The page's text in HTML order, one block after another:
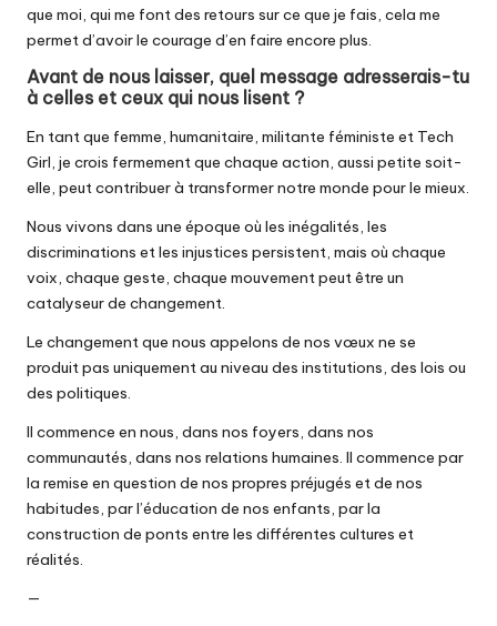
que moi, qui me font des retours sur ce que je fais, cela me
permet d’avoir le courage d’en faire encore plus.
Avant de nous laisser, quel message adresserais-tu
à celles et ceux qui nous lisent ?
En tant que femme, humanitaire, militante féministe et Tech
Girl, je crois fermement que chaque action, aussi petite soit-
elle, peut contribuer à transformer notre monde pour le mieux.
Nous vivons dans une époque où les inégalités, les
discriminations et les injustices persistent, mais où chaque
voix, chaque geste, chaque mouvement peut être un
catalyseur de changement.
Le changement que nous appelons de nos vœux ne se
produit pas uniquement au niveau des institutions, des lois ou
des politiques.
Il commence en nous, dans nos foyers, dans nos
communautés, dans nos relations humaines. Il commence par
la remise en question de nos propres préjugés et de nos
habitudes, par l’éducation de nos enfants, par la
construction de ponts entre les différentes cultures et
réalités.
—